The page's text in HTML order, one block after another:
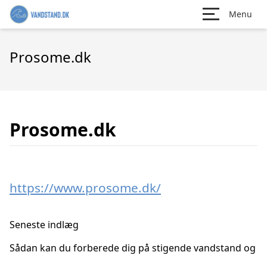
Menu
Prosome.dk
Prosome.dk
https://www.prosome.dk/
Seneste indlæg
Sådan kan du forberede dig på stigende vandstand og